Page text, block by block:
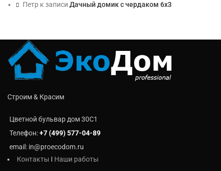
Петр к записи Дачный домик с чердаком 6х3
Строим & Красим
Цветной бульвар дом 30C1
Телефон:+7 (499) 577-04-89
email: in@proecodom.ru
Контакты I Наши работы